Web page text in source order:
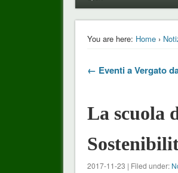
You are here: Home›
← Eventi a Vergato
La scuola
2017-11-23 | Filed under: